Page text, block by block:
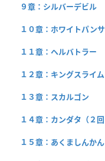
９章：シルバーデビル
１０章：ホワイトパン
１１章：ヘルバトラー
１２章：キングスライム
１３章：スカルゴン
１４章：カンダタ（２回
１５章：あくましんかん